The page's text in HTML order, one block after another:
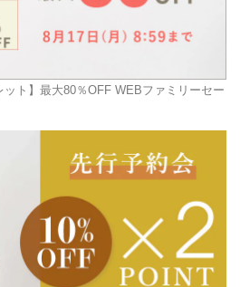
ト】最大80％OFF WEBファミリーセー